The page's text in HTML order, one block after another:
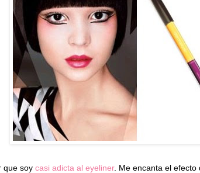
que soy casi adicta al eyeliner. Me encanta el efecto